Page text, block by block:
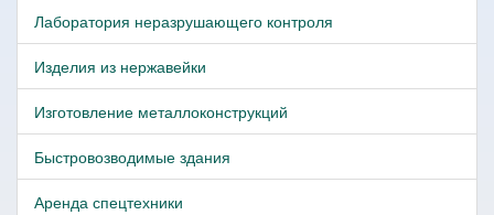
Лаборатория неразрушающего контроля
Изделия из нержавейки
Изготовление металлоконструкций
Быстровозводимые здания
Аренда спецтехники